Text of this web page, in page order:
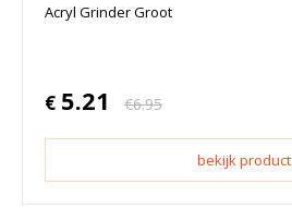
Acryl Grinder Groot
€ 5.21 €6.95
bekijk product